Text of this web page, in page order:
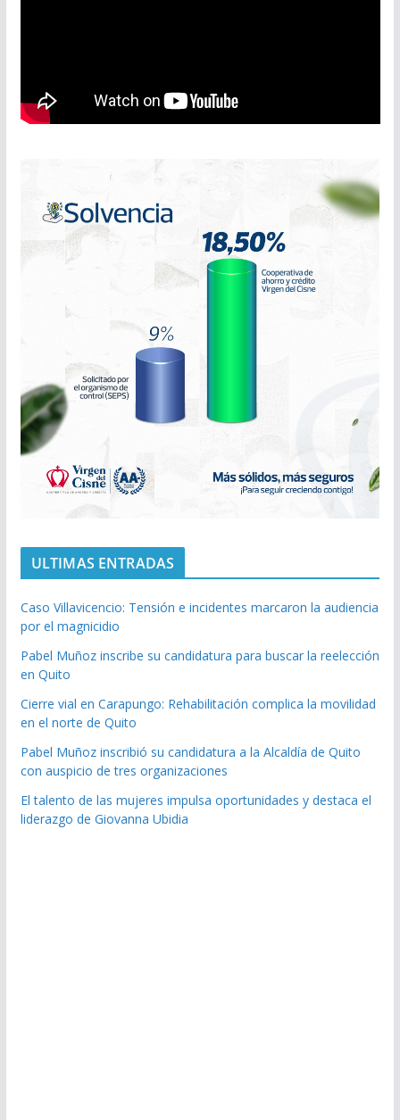
ULTIMAS ENTRADAS
Caso Villavicencio: Tensión e incidentes marcaron la audiencia
por el magnicidio
Pabel Muñoz inscribe su candidatura para buscar la reelección
en Quito
Cierre vial en Carapungo: Rehabilitación complica la movilidad
en el norte de Quito
Pabel Muñoz inscribió su candidatura a la Alcaldía de Quito
con auspicio de tres organizaciones
El talento de las mujeres impulsa oportunidades y destaca el
liderazgo de Giovanna Ubidia